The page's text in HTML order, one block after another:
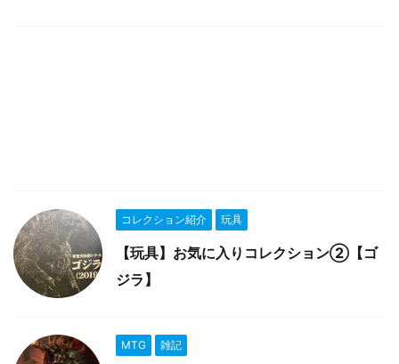
コレクション紹介 玩具
【玩具】お気に入りコレクション②【ゴ
ジラ】
MTG 雑記